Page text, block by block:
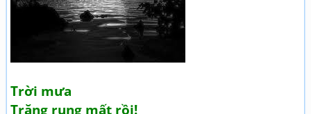
Trời mưa
Trăng rụng mất rồi!